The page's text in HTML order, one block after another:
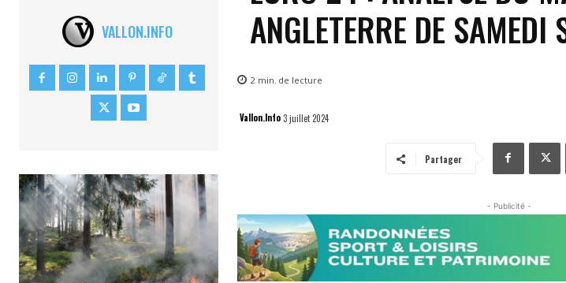
VALLON.INFO
ANGLETERRE DE SAMEDI
2 min. de lecture
Vallon.Info3 juillet 2024
Partager
- Publicité -